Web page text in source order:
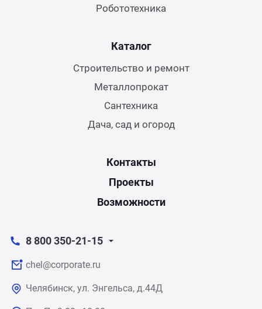
Робототехника
Каталог
Строительство и ремонт
Металлопрокат
Сантехника
Дача, сад и огород
Контакты
Проекты
Возможности
8 800 350-21-15
chel@corporate.ru
Челябинск, ул. Энгельса, д.44Д